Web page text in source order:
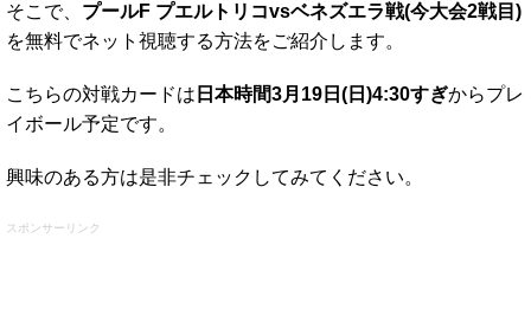
そこで、 プールF プエルトリコvsベネズエラ戦(今大会2戦目)
を無料でネット視聴する方法をご紹介します。
こちらの対戦カードは 日本時間3月19日(日)4:30すぎからプレ
イボール予定です。
興味のある方は是非チェックしてみてください。
スポンサーリンク